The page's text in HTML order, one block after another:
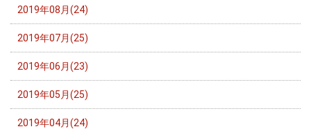
2019年08月(24)
2019年07月(25)
2019年06月(23)
2019年05月(25)
2019年04月(24)